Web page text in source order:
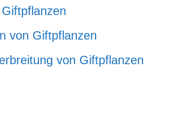
von Giftpflanzen
von Giftpflanzen